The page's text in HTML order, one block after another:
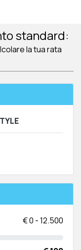
standard:
la tua rata
€0 -12.500